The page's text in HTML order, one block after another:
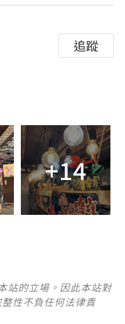
追蹤
+14
站的立場。因此本站對
性不負任何法律責